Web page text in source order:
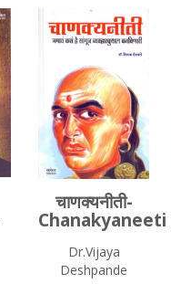
चाणक्यनीती-
Chanakyaneeti
Dr.Vijaya
Deshpande